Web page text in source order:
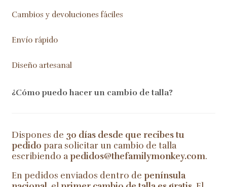
Cambios y devoluciones fáciles
Envío rápido
Diseño artesanal
¿Cómo puedo hacer un cambio de talla?
Dispones de 30 días desde que recibes tu
pedido para solicitar un cambio de talla
escribiendo apedidos@thefamilymonkey.com.
En pedidos enviados dentro de península